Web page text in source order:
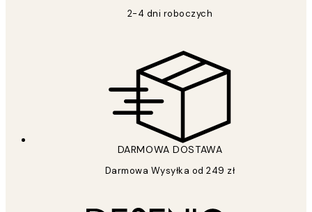
2-4 dni roboczych
DARMOWA DOSTAWA
Darmowa Wysyłka od 249 zł